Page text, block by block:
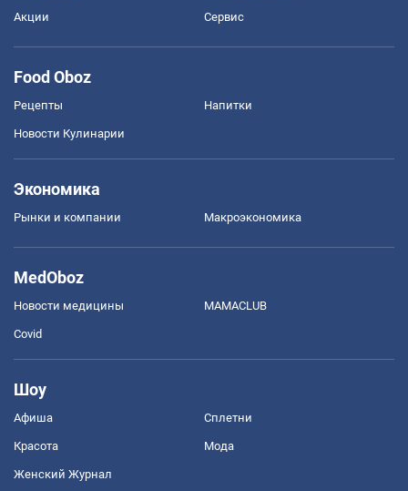
Акции Сервис
Food Oboz
Рецепты Напитки
Новости Кулинарии
Экономика
Рынки и компании Mакроэкономика
MedOboz
Новости медицины MAMACLUB
Covid
Шоу
Афиша Сплетни
Красота Мода
Женский Журнал